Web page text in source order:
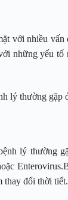
với nhiều vấn
những yếu tố
lý thường gặp
lý thường
thay đổi thời tiết.